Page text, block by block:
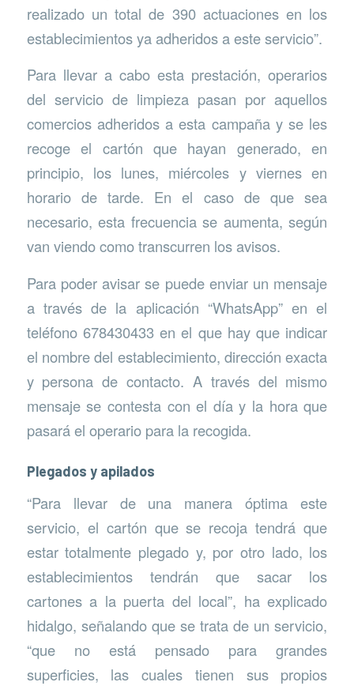
realizado un total de 390 actuaciones en los
establecimientos ya adheridos a este servicio”.
Para llevar a cabo esta prestación, operarios
del servicio de limpieza pasan por aquellos
comercios adheridos a esta campaña y se les
recoge el cartón que hayan generado, en
principio, los lunes, miércoles y viernes en
horario de tarde. En el caso de que sea
necesario, esta frecuencia se aumenta, según
van viendo como transcurren los avisos.
Para poder avisar se puede enviar un mensaje
a través de la aplicación “WhatsApp” en el
teléfono 678430433 en el que hay que indicar
el nombre del establecimiento, dirección exacta
y persona de contacto. A través del mismo
mensaje se contesta con el día y la hora que
pasará el operario para la recogida.
Plegados y apilados
“Para llevar de una manera óptima este
servicio, el cartón que se recoja tendrá que
estar totalmente plegado y, por otro lado, los
establecimientos tendrán que sacar los
cartones a la puerta del local”, ha explicado
hidalgo, señalando que se trata de un servicio,
“que no está pensado para grandes
superficies, las cuales tienen sus propios